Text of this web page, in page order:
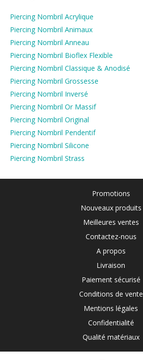
Piercing Nombril Acrylique
Piercing Nombril Animaux
Piercing Nombril Anneau
Piercing Nombril Bioflex Flexible
Piercing Nombril Classique & Anodisé
Piercing Nombril Grossesse
Piercing Nombril Inversé
Piercing Nombril Or Massif
Piercing Nombril Original
Piercing Nombril Pendentif
Piercing Nombril Silicone
Piercing Nombril Strass
Promotions
Nouveaux produits
Meilleures ventes
Contactez-nous
A propos
Livraison
Paiement sécurisé
Conditions de vente
Mentions légales
Confidentialité
Qualité matériaux